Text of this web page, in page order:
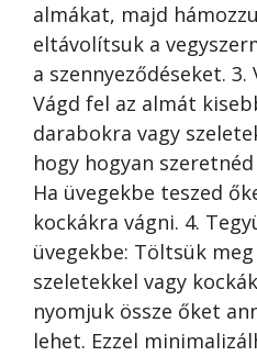
almákat, majd
eltávolítsuk a
a szennyeződéseket.
Vágd fel az almát
darabokra vagy
hogy hogyan
Ha üvegekbe teszed
kockákra vágni. 4.
üvegekbe: Töltsük
szeletekkel vagy
nyomjuk össze őket
lehet. Ezzel